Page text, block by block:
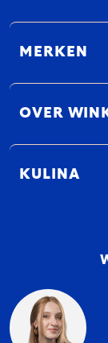
MERKEN
OVER
KULINA